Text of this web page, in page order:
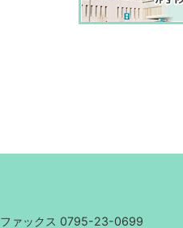
ファックス 0795-23-0699